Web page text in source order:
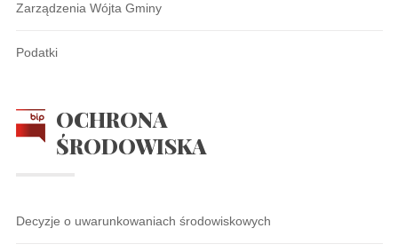
Zarządzenia Wójta Gminy
Podatki
OCHRONA
ŚRODOWISKA
Decyzje o uwarunkowaniach środowiskowych